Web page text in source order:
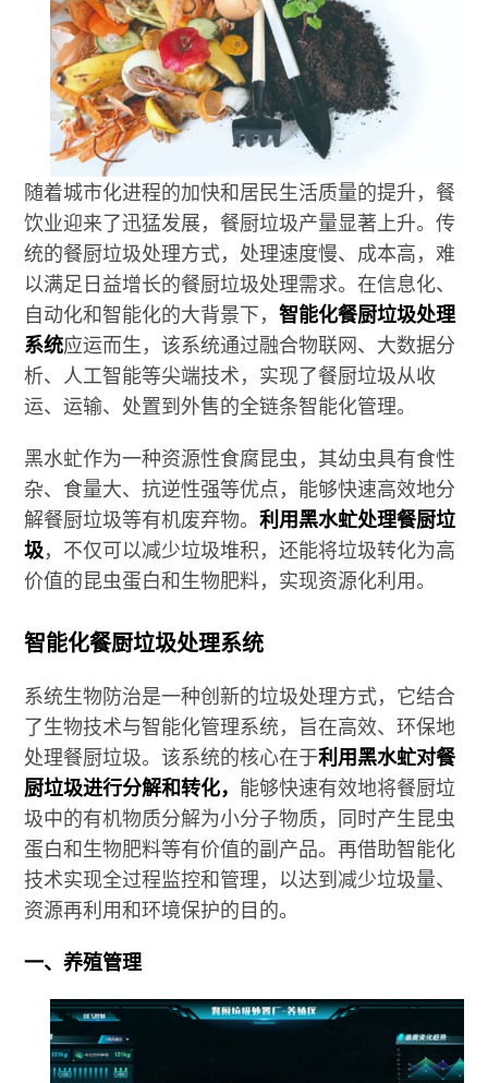
随着城市化进程的加快和居民生活质量的提升，餐
饮业迎来了迅猛发展，餐厨垃圾产量显著上升。传
统的餐厨垃圾处理方式，处理速度慢、成本高，难
以满足日益增长的餐厨垃圾处理需求。在信息化、
自动化和智能化的大背景下，智能化餐厨垃圾处理
系统应运而生，该系统通过融合物联网、大数据分
析、人工智能等尖端技术，实现了餐厨垃圾从收
运、运输、处置到外售的全链条智能化管理。
黑水虻作为一种资源性食腐昆虫，其幼虫具有食性
杂、食量大、抗逆性强等优点，能够快速高效地分
解餐厨垃圾等有机废弃物。利用黑水虻处理餐厨垃
圾，不仅可以减少垃圾堆积，还能将垃圾转化为高
价值的昆虫蛋白和生物肥料，实现资源化利用。
智能化餐厨垃圾处理系统
系统生物防治是一种创新的垃圾处理方式，它结合
了生物技术与智能化管理系统，旨在高效、环保地
处理餐厨垃圾。该系统的核心在于利用黑水虻对餐
厨垃圾进行分解和转化， 能够快速有效地将餐厨垃
圾中的有机物质分解为小分子物质，同时产生昆虫
蛋白和生物肥料等有价值的副产品。再借助智能化
技术实现全过程监控和管理，以达到减少垃圾量、
资源再利用和环境保护的目的。
一、养殖管理